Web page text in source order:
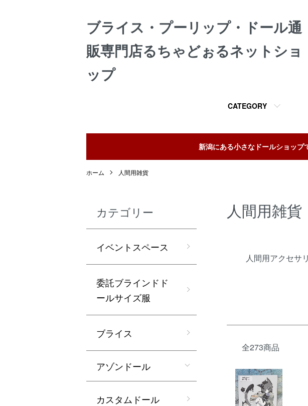
ブライス・プーリップ・ドール通
販専門店るちゃどぉるネットショ
ップ
CATEGORY
新潟にある小さなドールショップ
ホーム 人間用雑貨
人間用雑貨
人間用アクセサ
全273商品
カテゴリー
イベントスペース
委託ブラインドド
ールサイズ服
ブライス
アゾンドール
カスタムドール